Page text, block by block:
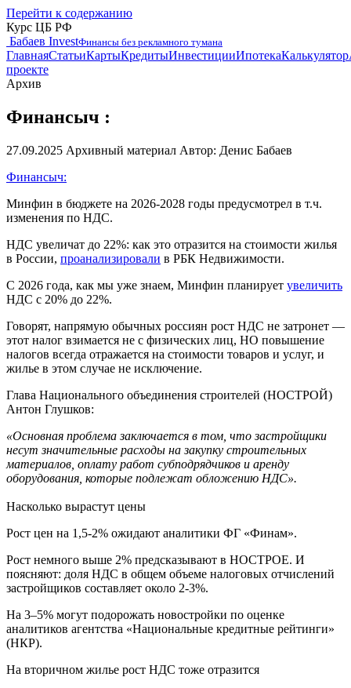
Перейти к содержанию
Курс ЦБ РФ
Бабаев InvestФинансы без рекламного тумана
ГлавнаяСтатьиКартыКредитыИнвестицииИпотекаКалькулятор
проекте
Архив
Финансыч :
27.09.2025 Архивный материал Автор: Денис Бабаев
Финансыч:
Минфин в бюджете на 2026-2028 годы предусмотрел в т.ч.
изменения по НДС.
НДС увеличат до 22%: как это отразится на стоимости жилья
в России, проанализировали в РБК Недвижимости.
С 2026 года, как мы уже знаем, Минфин планирует увеличить
НДС с 20% до 22%.
Говорят, напрямую обычных россиян рост НДС не затронет —
этот налог взимается не с физических лиц, НО повышение
налогов всегда отражается на стоимости товаров и услуг, и
жилье в этом случае не исключение.
Глава Национального объединения строителей (НОСТРОЙ)
Антон Глушков:
«Основная проблема заключается в том, что застройщики
несут значительные расходы на закупку строительных
материалов, оплату работ субподрядчиков и аренду
оборудования, которые подлежат обложению НДС».
Насколько вырастут цены
Рост цен на 1,5-2% ожидают аналитики ФГ «Финам».
Рост немного выше 2% предсказывают в НОСТРОЕ. И
поясняют: доля НДС в общем объеме налоговых отчислений
застройщиков составляет около 2-3%.
На 3–5% могут подорожать новостройки по оценке
аналитиков агентства «Национальные кредитные рейтинги»
(НКР).
На вторичном жилье рост НДС тоже отразится